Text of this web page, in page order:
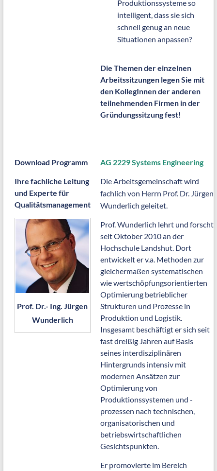
Produktionssysteme so
intelligent, dass sie sich
schnell genug an neue
Situationen anpassen?
Die Themen der einzelnen
Arbeitssitzungen legen Sie mit
den KollegInnen der anderen
teilnehmenden Firmen in der
Gründungssitzung fest!
Download Programm AG 2229 Systems Engineering
Ihre fachliche Leitung
und Experte für
Qualitätsmanagement
Prof. Dr.- Ing. Jürgen
Wunderlich
Die Arbeitsgemeinschaft wird
fachlich von Herrn Prof. Dr. Jürgen
Wunderlich geleitet.
Prof. Wunderlich lehrt und forscht
seit Oktober 2010 an der
Hochschule Landshut. Dort
entwickelt er v.a. Methoden zur
gleichermaßen systematischen
wie wertschöpfungsorientierten
Optimierung betrieblicher
Strukturen und Prozesse in
Produktion und Logistik.
Insgesamt beschäftigt er sich seit
fast dreißig Jahren auf Basis
seines interdisziplinären
Hintergrunds intensiv mit
modernen Ansätzen zur
Optimierung von
Produktionssystemen und -
prozessen nach technischen,
organisatorischen und
betriebswirtschaftlichen
Gesichtspunkten.
Er promovierte im Bereich